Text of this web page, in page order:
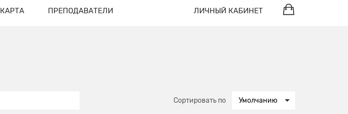
КАРТА ПРЕПОДАВАТЕЛИ ЛИЧНЫЙ КАБИНЕТ
Сортировать по Умолчанию